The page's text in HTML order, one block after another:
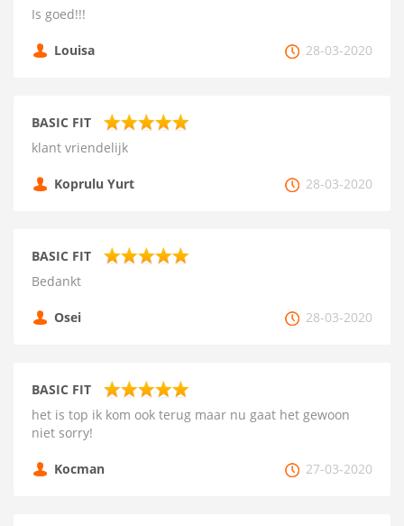
Is goed!!!
Louisa 28-03-2020
BASIC FIT
klant vriendelijk
Koprulu Yurt 28-03-2020
BASIC FIT
Bedankt
Osei 28-03-2020
BASIC FIT
het is top ik kom ook terug maar nu gaat het gewoon
niet sorry!
Kocman 27-03-2020